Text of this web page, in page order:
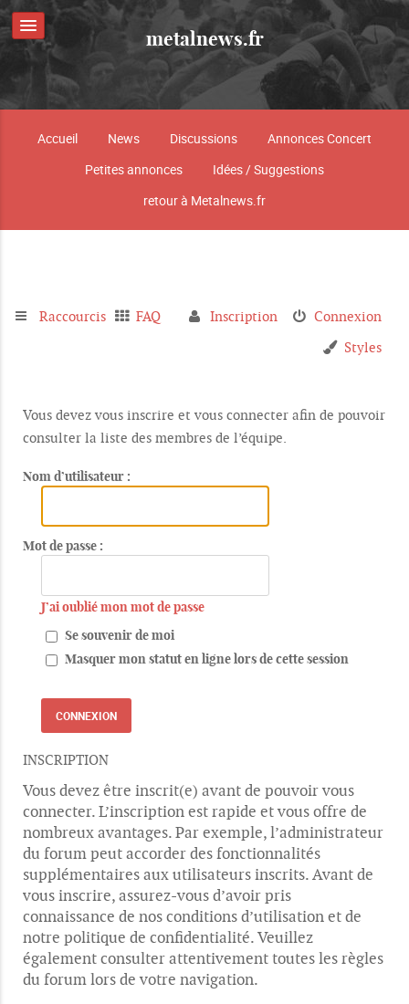
metalnews.fr
Accueil News Discussions
Annonces Concert
Petites annonces
Idées / Suggestions
retour à Metalnews.fr
Raccourcis FAQ Connexion
Inscription
Styles
Vous devez vous inscrire et vous connecter afin de pouvoir
consulter la liste des membres de l’équipe.
Nom d’utilisateur :
Mot de passe :
J’ai oublié mon mot de passe
Se souvenir de moi
Masquer mon statut en ligne lors de cette session
INSCRIPTION
Vous devez être inscrit(e) avant de pouvoir vous
connecter. L’inscription est rapide et vous offre de
nombreux avantages. Par exemple, l’administrateur
du forum peut accorder des fonctionnalités
supplémentaires aux utilisateurs inscrits. Avant de
vous inscrire, assurez-vous d’avoir pris
connaissance de nos conditions d’utilisation et de
notre politique de confidentialité. Veuillez
également consulter attentivement toutes les règles
du forum lors de votre navigation.